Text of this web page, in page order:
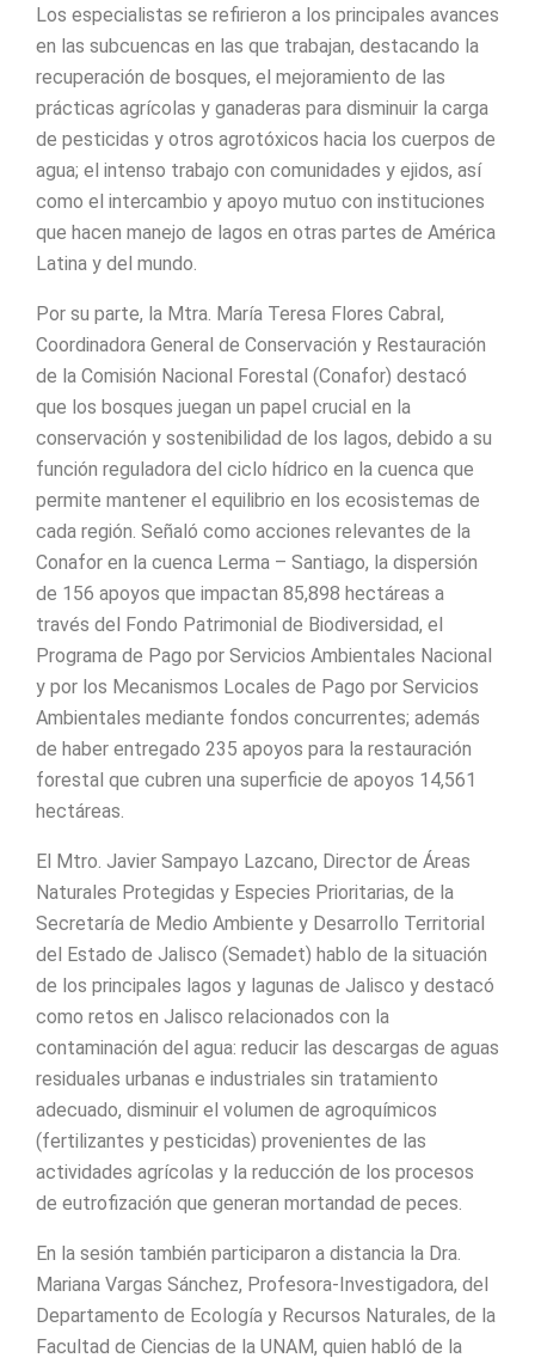
Los especialistas se refirieron a los principales avances
en las subcuencas en las que trabajan, destacando la
recuperación de bosques, el mejoramiento de las
prácticas agrícolas y ganaderas para disminuir la carga
de pesticidas y otros agrotóxicos hacia los cuerpos de
agua; el intenso trabajo con comunidades y ejidos, así
como el intercambio y apoyo mutuo con instituciones
que hacen manejo de lagos en otras partes de América
Latina y del mundo.
Por su parte, la Mtra. María Teresa Flores Cabral,
Coordinadora General de Conservación y Restauración
de la Comisión Nacional Forestal (Conafor) destacó
que los bosques juegan un papel crucial en la
conservación y sostenibilidad de los lagos, debido a su
función reguladora del ciclo hídrico en la cuenca que
permite mantener el equilibrio en los ecosistemas de
cada región. Señaló como acciones relevantes de la
Conafor en la cuenca Lerma – Santiago, la dispersión
de 156 apoyos que impactan 85,898 hectáreas a
través del Fondo Patrimonial de Biodiversidad, el
Programa de Pago por Servicios Ambientales Nacional
y por los Mecanismos Locales de Pago por Servicios
Ambientales mediante fondos concurrentes; además
de haber entregado 235 apoyos para la restauración
forestal que cubren una superficie de apoyos 14,561
hectáreas.
El Mtro. Javier Sampayo Lazcano, Director de Áreas
Naturales Protegidas y Especies Prioritarias, de la
Secretaría de Medio Ambiente y Desarrollo Territorial
del Estado de Jalisco (Semadet) hablo de la situación
de los principales lagos y lagunas de Jalisco y destacó
como retos en Jalisco relacionados con la
contaminación del agua: reducir las descargas de aguas
residuales urbanas e industriales sin tratamiento
adecuado, disminuir el volumen de agroquímicos
(fertilizantes y pesticidas) provenientes de las
actividades agrícolas y la reducción de los procesos
de eutrofización que generan mortandad de peces.
En la sesión también participaron a distancia la Dra.
Mariana Vargas Sánchez, Profesora-Investigadora, del
Departamento de Ecología y Recursos Naturales, de la
Facultad de Ciencias de la UNAM, quien habló de la